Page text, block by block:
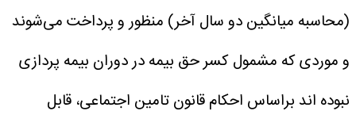
(محاسبه میانگین دو سال آخر) منظور و پرداخت می‌شوند
و موردی که مشمول کسر حق بیمه در دوران بیمه پردازی
نبوده اند براساس احکام قانون تامین اجتماعی، قابل